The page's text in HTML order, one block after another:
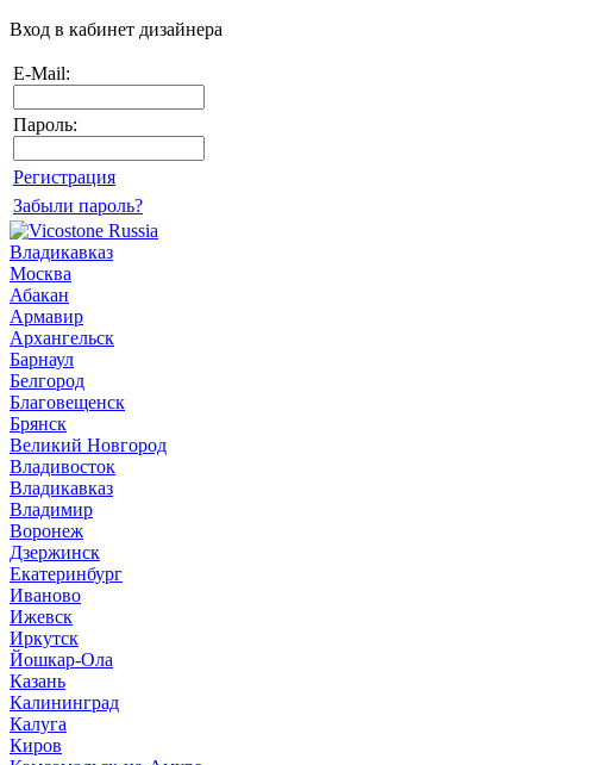
Вход в кабинет дизайнера
E-Mail:
Пароль:
Регистрация
Забыли пароль?
Владикавказ
Москва
Абакан
Армавир
Архангельск
Барнаул
Белгород
Благовещенск
Брянск
Великий Новгород
Владивосток
Владикавказ
Владимир
Воронеж
Дзержинск
Екатеринбург
Иваново
Ижевск
Иркутск
Йошкар-Ола
Казань
Калининград
Калуга
Киров